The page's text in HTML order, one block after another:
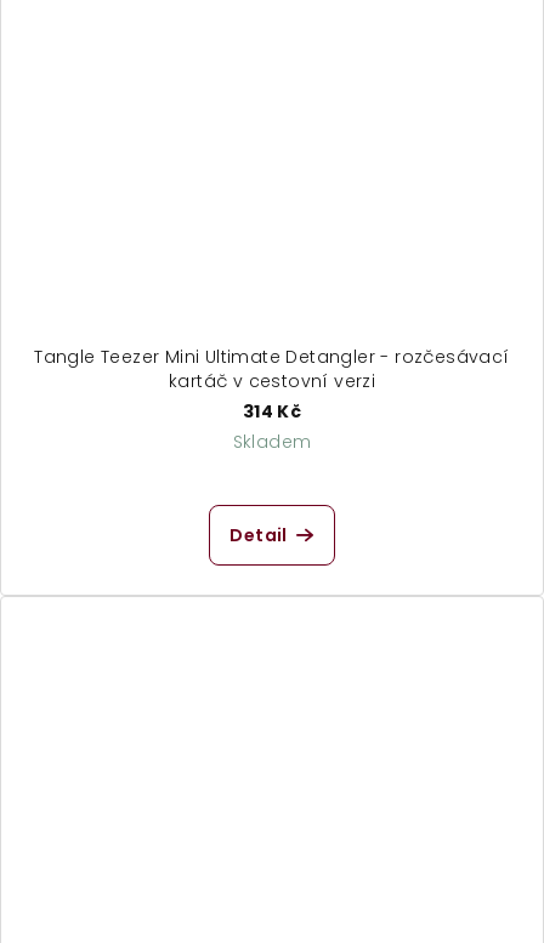
Tangle Teezer Mini Ultimate Detangler - rozčesávací
kartáč v cestovní verzi
314 Kč
Skladem
Detail